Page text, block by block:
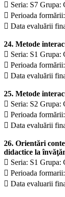
 Seria: S7 Grupa:
 Perioada
 Data evaluării
24. Metode
 Seria: S1 Grupa:
 Perioada
 Data evaluării
25. Metode
 Seria: S2 Grupa:
 Perioada
 Data evaluării
26. Orientări
didactice la
 Seria: S1 Grupa:
 Perioada
 Data evaluarii